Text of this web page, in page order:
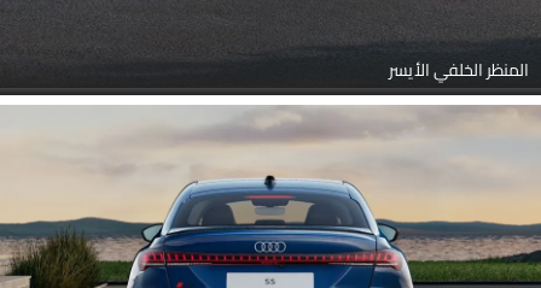
المنظر الخلفي الأيسر